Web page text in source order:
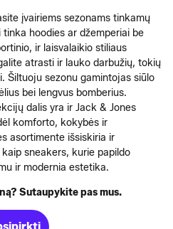
įvairiems sezonams tinkamų
hoodies ar džemperiai be
ir laisvalaikio stiliaus
atrasti ir lauko darbužių, tokių
Šiltuoju sezonu gamintojas siūlo
bei lengvus bomberius.
dalis yra ir Jack & Jones
komforto, kokybės ir
asortimente išsiskiria ir
sneakers, kurie papildo
ir modernia estetika.
Sutaupykite pas mus.